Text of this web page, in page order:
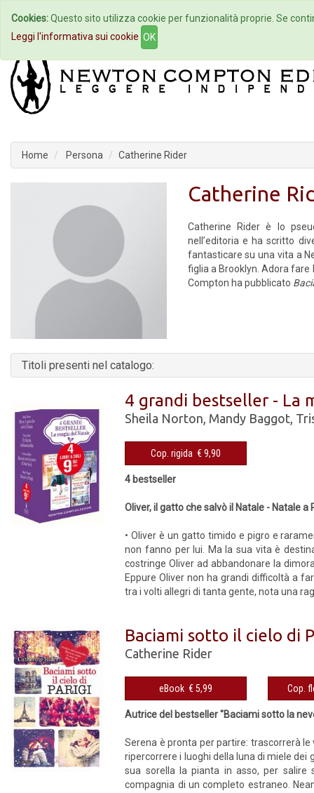
Home Autori Eventi
Home Persona Catherine Rider
Catherine
Catherine Rider è lo
nell’editoria e ha scritto
fantasticare su una vita a
figlia a Brooklyn. Adora fare
Compton ha pubblicato
Titoli presenti nel catalogo:
4 grandi bestseller - La
Sheila Norton Mandy Baggot
Cop. rigida € 9,90
4 bestseller
Oliver, il gatto che salvò il Natale - Natale
• Oliver è un gatto timido e pigro e
non fanno per lui. Ma la sua vita è
costringe Oliver ad abbandonare la
Eppure Oliver non ha grandi difficoltà a
tra i volti allegri di tanta gente, nota una
Baciami sotto il cielo di
Catherine Rider
eBook € 5,99
Autrice del bestseller "Baciami sotto la
Serena è pronta per partire: trascorrerà
ripercorrere i luoghi della luna di miele dei
sua sorella la pianta in asso, per
compagnia di un completo estraneo.
Cookies:Questo sito utilizza cookie per funzionalità proprie. Se
Leggi l'informativa sui cookie OK